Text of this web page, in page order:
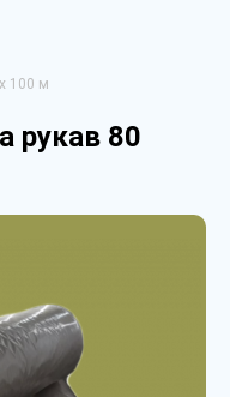
100 м
рукав 80